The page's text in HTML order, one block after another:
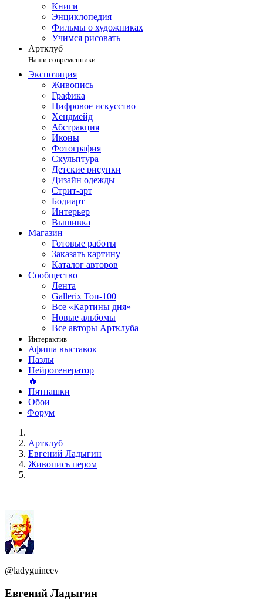
Книги
Энциклопедия
Фильмы о художниках
Учимся рисовать
Артклуб
Наши современники
Экспозиция
Живопись
Графика
Цифровое искусство
Хендмейд
Абстракция
Иконы
Фотография
Скульптура
Детские рисунки
Дизайн одежды
Стрит-арт
Бодиарт
Интерьер
Вышивка
Магазин
Готовые работы
Заказать картину
Каталог авторов
Сообщество
Лента
Gallerix Топ-100
Все «Картины дня»
Новые альбомы
Все авторы Артклуба
Интерактив
Афиша выставок
Пазлы
Нейрогенератор
🔥
Пятнашки
Обои
Форум
Артклуб
Евгений Ладыгин
Живопись пером
@ladyguineev
Евгений Ладыгин